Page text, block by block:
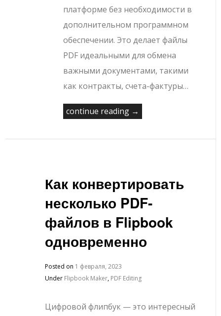
платформе без необходимости в
дополнительном программном
обеспечении. Это делает файлы
PDF идеальными для обмена
важными документами, такими
как контракты, счета-фактуры…
continue reading →
Как конвертировать
несколько PDF-
файлов в Flipbook
одновременно
Posted on 1 февраля, 2023
Under Flipbook Maker, PDF Editing
Цифровой флипбук — это интересный